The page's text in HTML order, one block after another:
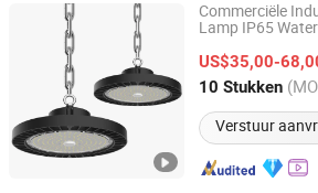
Commerciële
Lamp IP65
Supermarkt
US$35,00-
10 Stukken
Verstuur
Zhongshan Hongzhun Lighting
Guangdong, China Sinds